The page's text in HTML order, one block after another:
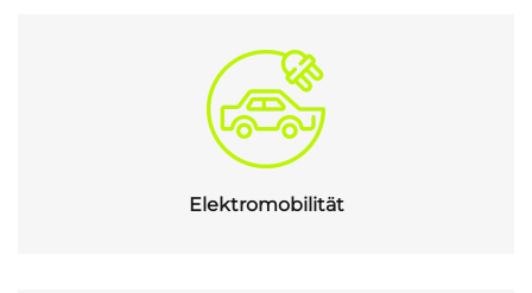
Elektromobilität